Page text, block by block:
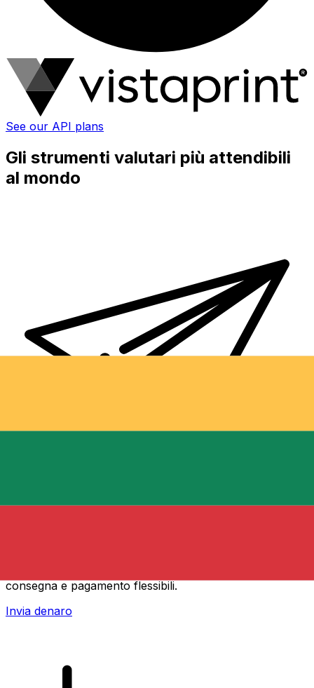
See our API plans
Gli strumenti valutari più attendibili
al mondo
consegna e pagamento flessibili.
Invia denaro